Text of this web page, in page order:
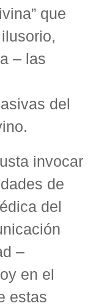
que
– las
del
invocar
de
del
–
en el
estas